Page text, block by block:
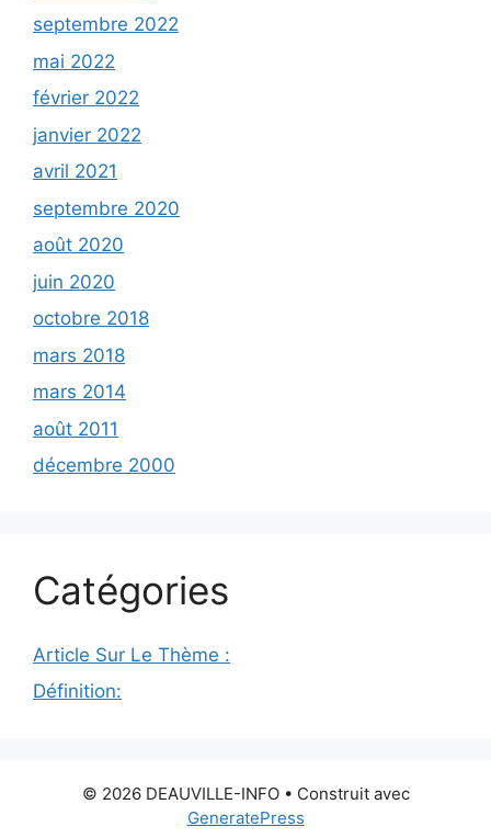
septembre 2022
mai 2022
février 2022
janvier 2022
avril 2021
septembre 2020
août 2020
juin 2020
octobre 2018
mars 2018
mars 2014
août 2011
décembre 2000
Catégories
Article Sur Le Thème :
Définition:
© 2026 DEAUVILLE-INFO• Construit avec
GeneratePress